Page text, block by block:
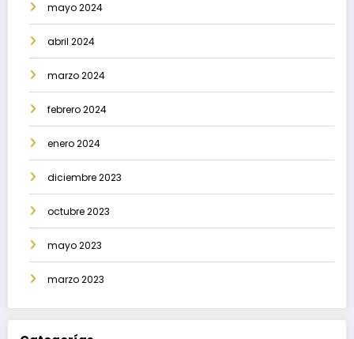
mayo 2024
abril 2024
marzo 2024
febrero 2024
enero 2024
diciembre 2023
octubre 2023
mayo 2023
marzo 2023